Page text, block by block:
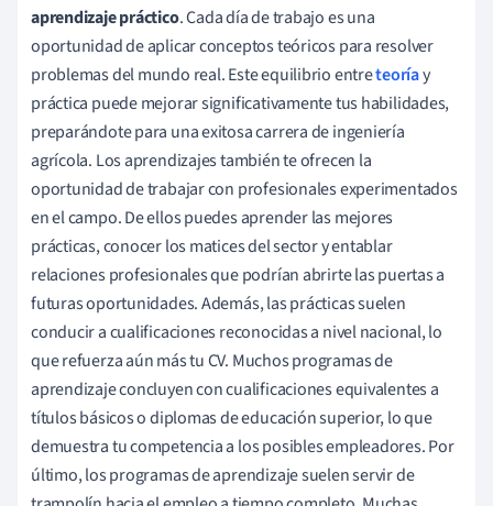
aprendizaje práctico. Cada día de trabajo es una
oportunidad de aplicar conceptos teóricos para resolver
problemas del mundo real. Este equilibrio entreteoríay
práctica puede mejorar significativamente tus habilidades,
preparándote para una exitosa carrera de ingeniería
agrícola. Los aprendizajes también te ofrecen la
oportunidad de trabajar con profesionales experimentados
en el campo. De ellos puedes aprender las mejores
prácticas, conocer los matices del sector y entablar
relaciones profesionales que podrían abrirte las puertas a
futuras oportunidades. Además, las prácticas suelen
conducir a cualificaciones reconocidas a nivel nacional, lo
que refuerza aún más tu CV. Muchos programas de
aprendizaje concluyen con cualificaciones equivalentes a
títulos básicos o diplomas de educación superior, lo que
demuestra tu competencia a los posibles empleadores. Por
último, los programas de aprendizaje suelen servir de